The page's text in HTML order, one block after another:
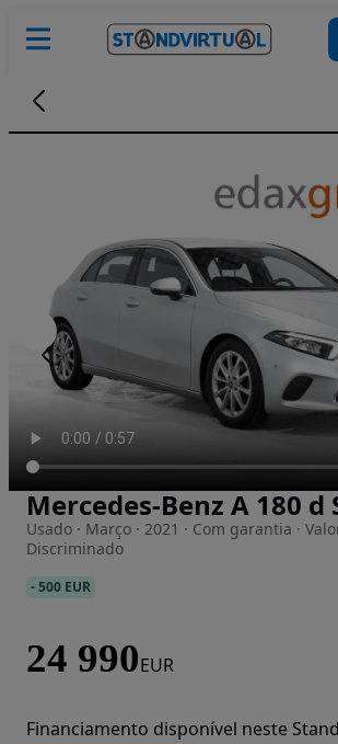
Imagem 1 de 32
Mercedes-Benz A 180 d
Usado · Março · 2021 · Com garantia ·
Discriminado
-500 EUR
24 990EUR
Financiamento disponível neste Stand